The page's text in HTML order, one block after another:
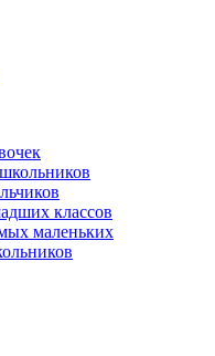
классов
маленьких